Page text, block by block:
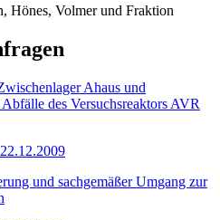
Hönes, Volmer und Fraktion
Ahaus und
des Versuchsreaktors AVR
22.12.2009
und sachgemäßer Umgang zur